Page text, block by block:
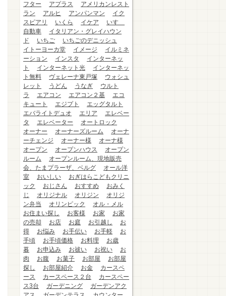
フター
アプラス
アメリカンレスト
ラン
アルヒ アンパンマン
イク
スピアリ
いくら イケア
いすゞ
自動車
イタリアン・グレイハウン
ド
いちご
いちごのデニッシュ
イトーヨーカ堂
イメージ
イルミネ
ーション
インスタ
インターネッ
ト
インターネット光
インターネッ
ト無料
ヴェレーナ東戸塚
ウォシュ
レット
うどん うなぎ
ウルト
ラ
エアコン エアコン２基
エコ
キュート
エジプト
エッグタルト
エバライトデュオ
エリア
エレベー
タ
エレベーター
オートロック
オーナー
オーナーズルーム
オーナ
ーチェンジ
オーナー様
オーナ様
オープン
オープンハウス
オープン
ルーム
オープンルーム、現地販売
会、たまプラーザ、ベルグ
オール洋
室
おいしい
おぎはらこどもクリニ
ック
おじさん おすすめ
おみく
じ
オリジナル オリジン
オリジ
ン弁当
オリンピック
オル・メル
お住まい探し
お客様 お家
お家
の売却
お店 お庭 お引越し
お
得
お悩み お手伝い お手軽
お
手頃
お手頃価格 お料理
お歳
暮
お申込み お祓い お祝い
お
肉
お腹 お菓子 お部屋
お部屋
探し
お部屋紹介 お金
カースペ
ース
カースペース２台
カースペー
ス3台
ガーデニング
ガーデンアク